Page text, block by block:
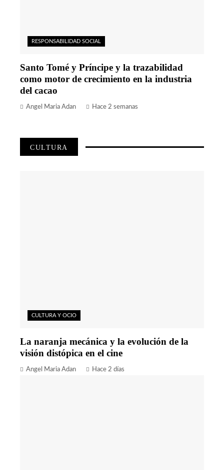
RESPONSABILIDAD SOCIAL
Santo Tomé y Príncipe y la trazabilidad
como motor de crecimiento en la industria
del cacao
Angel Maria Adan Hace 2 semanas
CULTURA
CULTURA Y OCIO
La naranja mecánica y la evolución de la
visión distópica en el cine
Angel Maria Adan Hace 2 días